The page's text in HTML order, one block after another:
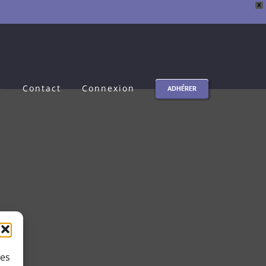
X
Contact Connexion ADHÉRER